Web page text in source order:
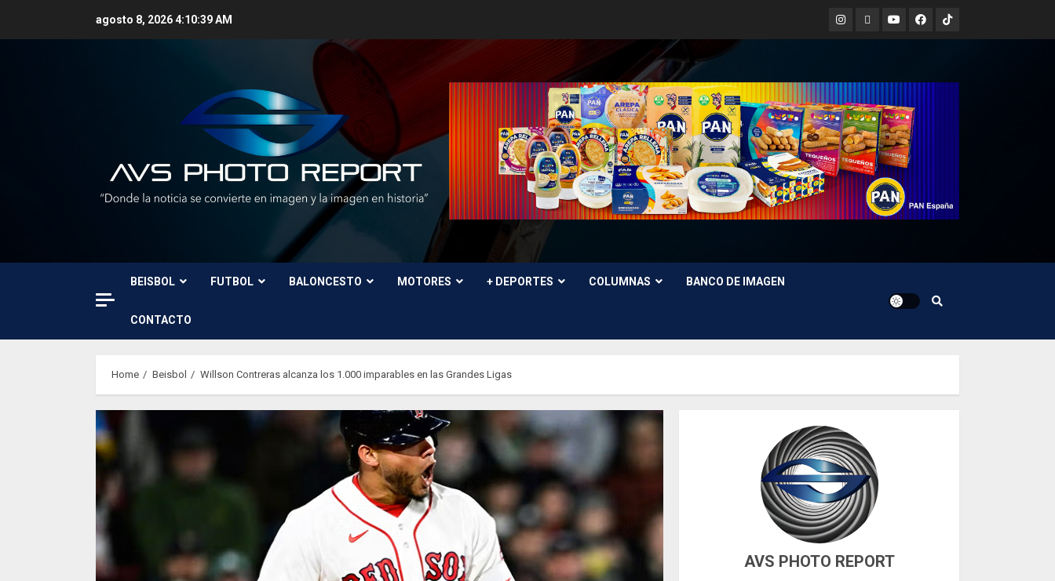
agosto 8, 20264:10:40 AM Instagram
X YoutubeFacebook
TikTok
BEISBOL FUTBOL BALONCESTO MOTORES + DEPORTES COLUMNAS BANCO DE IMAGEN
CONTACTO
Home Beisbol Willson Contreras alcanza los 1.000 imparables en las Grandes Ligas
AVS PHOTO REPORT